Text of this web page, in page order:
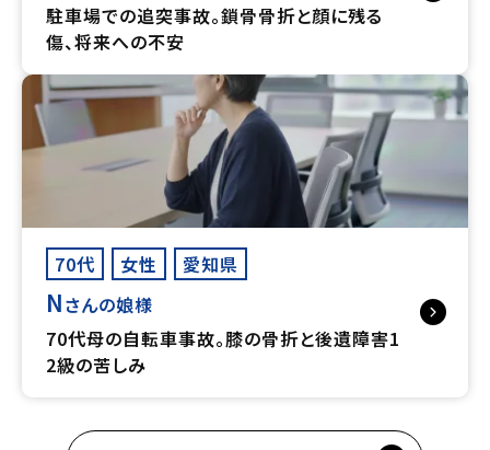
駐車場での追突事故。鎖骨骨折と顔に残る
傷、将来への不安
70代 女性 愛知県
Nさんの娘様
70代母の自転車事故。膝の骨折と後遺障害1
2級の苦しみ